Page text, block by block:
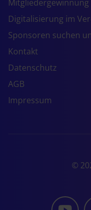
Digitalisierung im
Sponsoren suchen
©
Kontakt
Datenschutz
AGB
Impressum